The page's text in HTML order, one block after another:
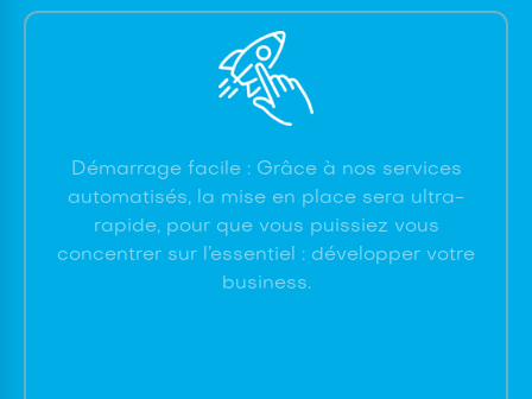
Démarrage facile : Grâce à nos services
automatisés, la mise en place sera ultra-
rapide, pour que vous puissiez vous
concentrer sur l’essentiel : développer votre
business.